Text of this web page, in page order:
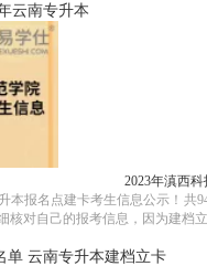
云南专升本
2023年滇西
本报名点建卡考生信息公示！
核对自己的报考信息，因为建档
单 云南专升本建档立卡